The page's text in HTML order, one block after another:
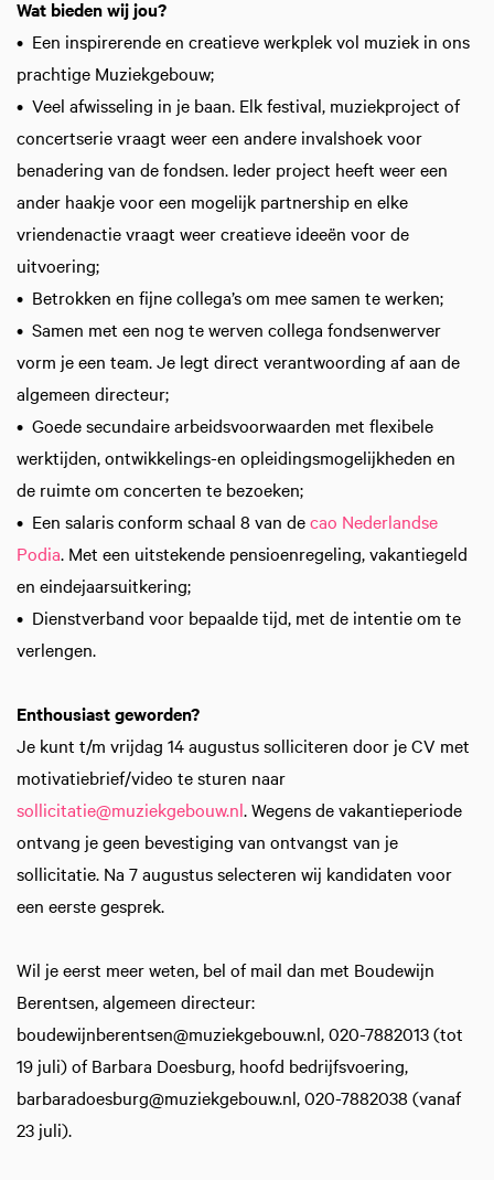
Wat bieden wij jou?
• Een inspirerende en creatieve werkplek vol muziek in ons
prachtige Muziekgebouw;
• Veel afwisseling in je baan. Elk festival, muziekproject of
concertserie vraagt weer een andere invalshoek voor
benadering van de fondsen. Ieder project heeft weer een
ander haakje voor een mogelijk partnership en elke
vriendenactie vraagt weer creatieve ideeën voor de
uitvoering;
• Betrokken en fijne collega’s om mee samen te werken;
• Samen met een nog te werven collega fondsenwerver
vorm je een team. Je legt direct verantwoording af aan de
algemeen directeur;
• Goede secundaire arbeidsvoorwaarden met flexibele
werktijden, ontwikkelings-en opleidingsmogelijkheden en
de ruimte om concerten te bezoeken;
• Een salaris conform schaal 8 van decao Nederlandse
Podia. Met een uitstekende pensioenregeling, vakantiegeld
en eindejaarsuitkering;
• Dienstverband voor bepaalde tijd, met de intentie om te
verlengen.
Enthousiast geworden?
Je kunt t/m vrijdag 14 augustus solliciteren door je CV met
motivatiebrief/video te sturen naar
sollicitatie@muziekgebouw.nl. Wegens de vakantieperiode
ontvang je geen bevestiging van ontvangst van je
sollicitatie. Na 7 augustus selecteren wij kandidaten voor
een eerste gesprek.
Wil je eerst meer weten, bel of mail dan met Boudewijn
Berentsen, algemeen directeur:
boudewijnberentsen@muziekgebouw.nl, 020-7882013 (tot
19 juli) of Barbara Doesburg, hoofd bedrijfsvoering,
barbaradoesburg@muziekgebouw.nl, 020-7882038 (vanaf
23 juli).